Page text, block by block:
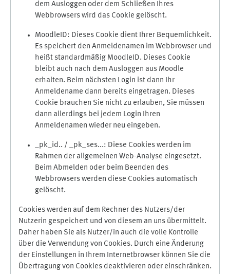
dem Ausloggen oder dem Schließen Ihres
Webbrowsers wird das Cookie gelöscht.
MoodleID: Dieses Cookie dient Ihrer Bequemlichkeit.
Es speichert den Anmeldenamen im Webbrowser und
heißt standardmäßig MoodleID. Dieses Cookie
bleibt auch nach dem Ausloggen aus Moodle
erhalten. Beim nächsten Login ist dann Ihr
Anmeldename dann bereits eingetragen. Dieses
Cookie brauchen Sie nicht zu erlauben, Sie müssen
dann allerdings bei jedem Login Ihren
Anmeldenamen wieder neu eingeben.
_pk_id.. / _pk_ses...: Diese Cookies werden im
Rahmen der allgemeinen Web-Analyse eingesetzt.
Beim Abmelden oder beim Beenden des
Webbrowsers werden diese Cookies automatisch
gelöscht.
Cookies werden auf dem Rechner des Nutzers/der
Nutzerin gespeichert und von diesem an uns übermittelt.
Daher haben Sie als Nutzer/in auch die volle Kontrolle
über die Verwendung von Cookies. Durch eine Änderung
der Einstellungen in Ihrem Internetbrowser können Sie die
Übertragung von Cookies deaktivieren oder einschränken.